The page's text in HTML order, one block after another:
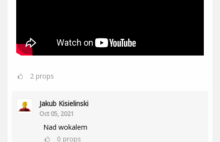
2 props
Jakub Kisielinski
Oct 05, 2021
Nad wokalem
0 props